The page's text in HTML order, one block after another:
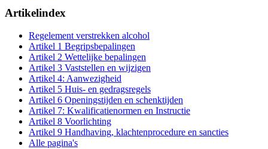
Artikelindex
Regelement verstrekken alcohol
Artikel 1 Begripsbepalingen
Artikel 2 Wettelijke bepalingen
Artikel 3 Vaststellen en wijzigen
Artikel 4: Aanwezigheid
Artikel 5 Huis- en gedragsregels
Artikel 6 Openingstijden en schenktijden
Artikel 7: Kwalificatienormen en Instructie
Artikel 8 Voorlichting
Artikel 9 Handhaving, klachtenprocedure en sancties
Alle pagina's